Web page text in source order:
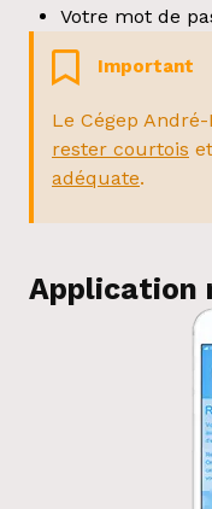
Votre mot de
Important
Le Cégep
rester courtois
adéquate.
Application